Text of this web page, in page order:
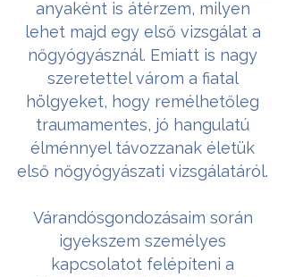
anyaként is átérzem, milyen
lehet majd egy első vizsgálat a
nőgyógyásznál. Emiatt is nagy
szeretettel várom a fiatal
hölgyeket, hogy remélhetőleg
traumamentes, jó hangulatú
élménnyel távozzanak életük
első nőgyógyászati vizsgálatáról.
Várandósgondozásaim során
igyekszem személyes
kapcsolatot felépíteni a